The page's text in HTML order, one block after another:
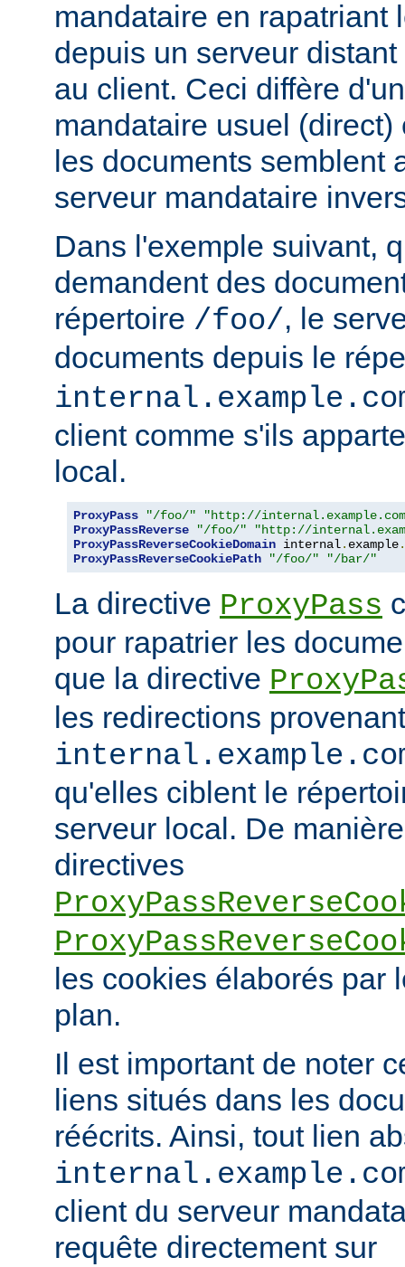
mandataire en rapatriant
depuis un serveur
au client. Ceci diffère
mandataire usuel (direct)
les documents semblent
serveur mandataire
Dans l'exemple suivant,
demandent des
répertoire /foo/, le
documents depuis le
client comme s'ils
local.
ProxyPass "/foo/"
"http://
ProxyPassReverse
"/foo/"
"http://
ProxyPassReverseCookieDomain internal. example.
ProxyPassReverseCookiePath
"/foo/" "/bar/"
La directive ProxyPass
pour rapatrier les
que la directive
les redirections
qu'elles ciblent le
serveur local. De
directives
les cookies élaborés par
plan.
Il est important de noter
liens situés dans les
réécrits. Ainsi, tout lien
client du serveur
requête directement sur